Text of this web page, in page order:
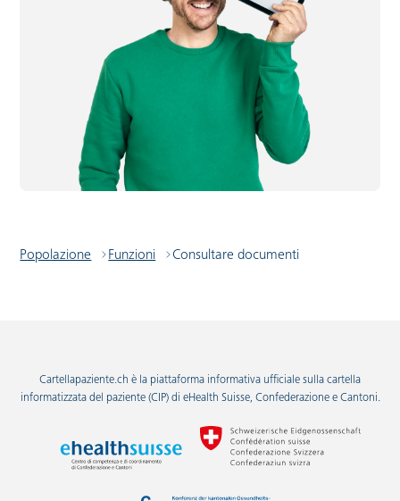
Popolazione Funzioni Consultare documenti
Cartellapaziente.ch è la piattaforma informativa ufficiale sulla cartella
informatizzata del paziente (CIP) di eHealth Suisse, Confederazione e Cantoni.